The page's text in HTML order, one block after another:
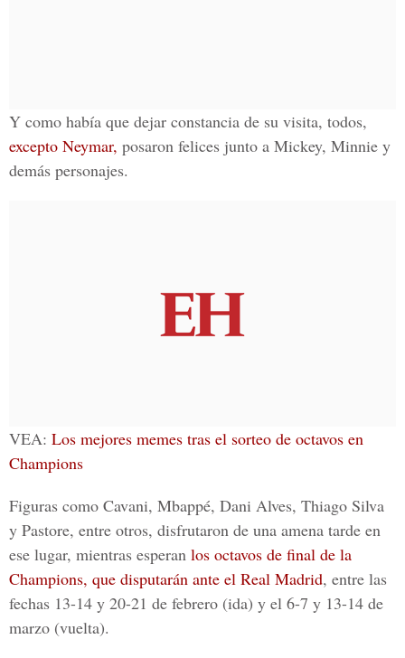
Y como había que dejar constancia de su visita, todos,
excepto Neymar, posaron felices junto a Mickey, Minnie y
demás personajes.
VEA: Los mejores memes tras el sorteo de octavos en
Champions
Figuras como Cavani, Mbappé, Dani Alves, Thiago Silva
y Pastore, entre otros, disfrutaron de una amena tarde en
ese lugar, mientras esperan los octavos de final de la
Champions, que disputarán ante el Real Madrid, entre las
fechas 13-14 y 20-21 de febrero (ida) y el 6-7 y 13-14 de
marzo (vuelta).